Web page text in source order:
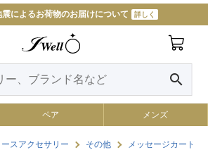
震によるお荷物のお届けについて 詳しく
円以上で送料無料 詳しく
search
ペア メンズ
スアクセサリー その他 メッセージカード